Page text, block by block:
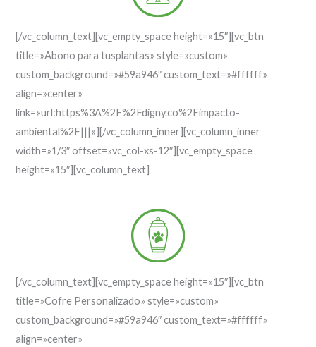
[/vc_column_text][vc_empty_space height=»15″][vc_btn
title=»Abono para tusplantas» style=»custom»
custom_background=»#59a946″ custom_text=»#ffffff»
align=»center»
link=»url:https%3A%2F%2Fdigny.co%2Fimpacto-
ambiental%2F|||»][/vc_column_inner][vc_column_inner
width=»1/3″ offset=»vc_col-xs-12″][vc_empty_space
height=»15″][vc_column_text]
[/vc_column_text][vc_empty_space height=»15″][vc_btn
title=»Cofre Personalizado» style=»custom»
custom_background=»#59a946″ custom_text=»#ffffff»
align=»center»